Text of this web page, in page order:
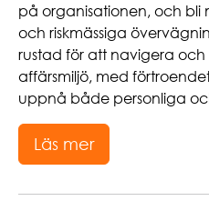
på organisationen, och bli
och riskmässiga
rustad för att navigera och
affärsmiljö, med
uppnå både personliga
Läs mer